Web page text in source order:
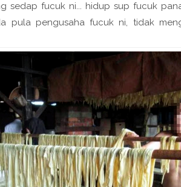
sedap fucuk ni... hidup sup fucuk
pula pengusaha fucuk ni, tidak